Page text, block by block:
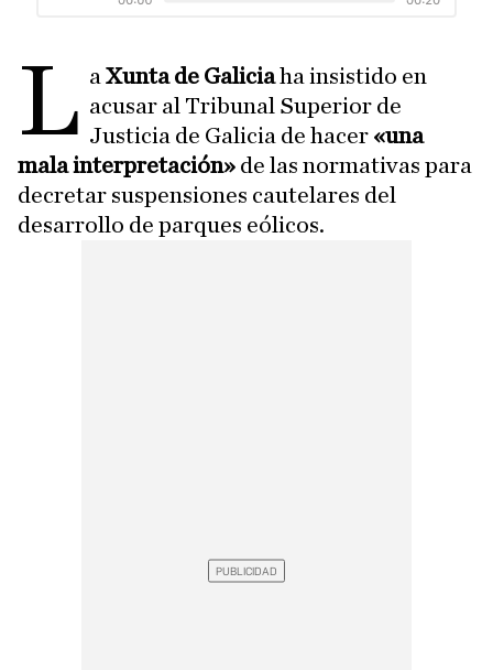
L aXunta de Galiciaha insistido en
acusar al Tribunal Superior de
Justicia de Galicia de hacer «una
mala interpretación» de las normativas para
decretar suspensiones cautelares del
desarrollo de parques eólicos.